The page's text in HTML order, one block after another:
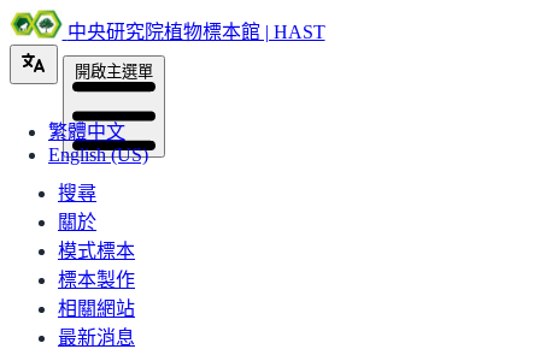
中央研究院植物標本館 | HAST
繁體中文
English (US)
開啟主選單
搜尋
關於
模式標本
標本製作
相關網站
最新消息